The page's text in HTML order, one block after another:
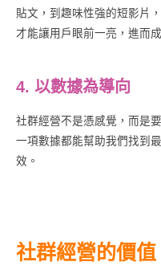
貼文，到趣味性強的短影片
才能讓用戶眼前一亮，進而
4. 以數據為導向
社群經營不是憑感覺，而是
一項數據都能幫助我們找到
效。
社群經營的價值